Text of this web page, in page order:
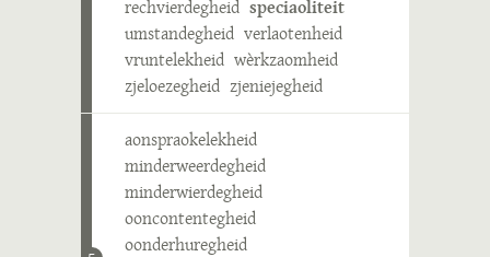
rechvierdegheid speciaoliteit
umstandegheid verlaotenheid
vruntelekheid wèrkzaomheid
zjeloezegheid zjeniejegheid
aonspraokelekheid
minderweerdegheid
minderwierdegheid
ooncontentegheid
oonderhuregheid